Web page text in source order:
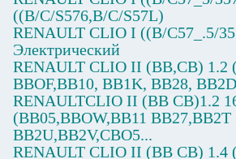
((B/C/S576,B/C/S57L)
RENAULT CLIO I ((B/C57_.5/
Электрический
RENAULT CLIO II (BB,CB) 1.2
BBOF,BB10, BB1K, BB28,
RENAULTCLIO II (BB CB)1.2
(BB05,BBOW,BB11 BB27,BB2T
BB2U,BB2V,CBO5...
RENAULT CLIO II (BB CB) 1.4